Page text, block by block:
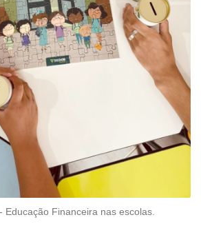
Educação Financeira nas escolas.